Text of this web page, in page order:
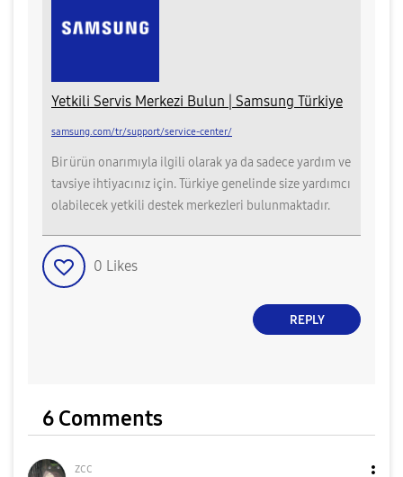
Yetkili Servis Merkezi Bulun | Samsung Türkiye
samsung.com/tr/support/service-center/
Bir ürün onarımıyla ilgili olarak ya da sadece yardım ve
tavsiye ihtiyacınız için. Türkiye genelinde size yardımcı
olabilecek yetkili destek merkezleri bulunmaktadır.
0 Likes
REPLY
6 Comments
zcc